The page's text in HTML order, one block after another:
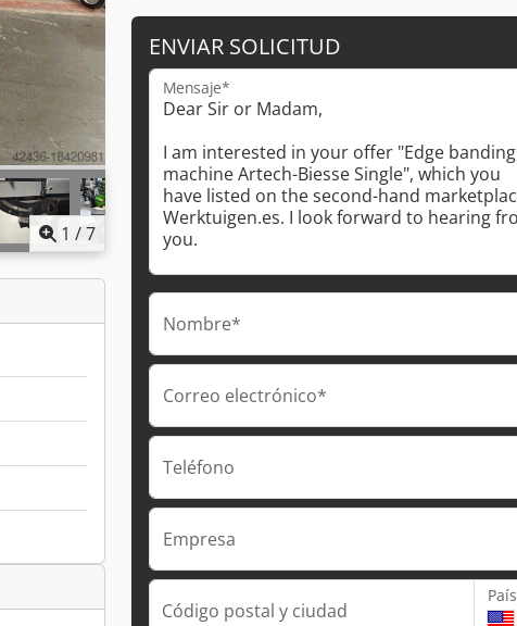
1 /7
ENVIAR SOLICITUD
Mensaje*
Nombre*
Correo electrónico*
Teléfono
Empresa
Código postal y ciudad
País